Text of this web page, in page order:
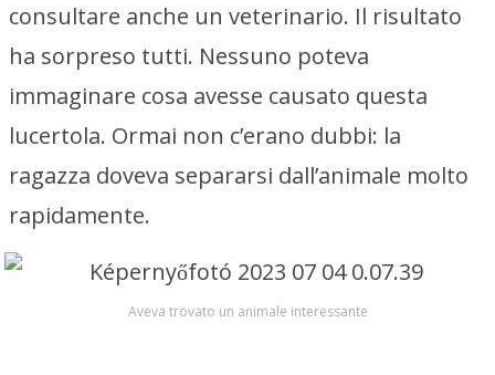
consultare anche un veterinario. Il risultato
ha sorpreso tutti. Nessuno poteva
immaginare cosa avesse causato questa
lucertola. Ormai non c’erano dubbi: la
ragazza doveva separarsi dall’animale molto
rapidamente.
Aveva trovato un animale interessante